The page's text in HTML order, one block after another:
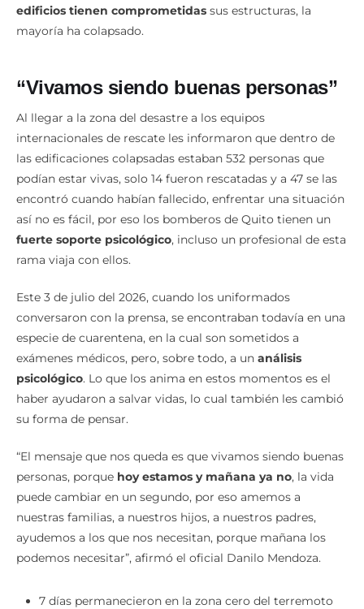
edificios tienen comprometidas sus estructuras, la
mayoría ha colapsado.
“Vivamos siendo buenas personas”
Al llegar a la zona del desastre a los equipos
internacionales de rescate les informaron que dentro de
las edificaciones colapsadas estaban 532 personas que
podían estar vivas, solo 14 fueron rescatadas y a 47 se las
encontró cuando habían fallecido, enfrentar una situación
así no es fácil, por eso los bomberos de Quito tienen un
fuerte soporte psicológico, incluso un profesional de esta
rama viaja con ellos.
Este 3 de julio del 2026, cuando los uniformados
conversaron con la prensa, se encontraban todavía en una
especie de cuarentena, en la cual son sometidos a
exámenes médicos, pero, sobre todo, a un análisis
psicológico. Lo que los anima en estos momentos es el
haber ayudaron a salvar vidas, lo cual también les cambió
su forma de pensar.
“El mensaje que nos queda es que vivamos siendo buenas
personas, porque hoy estamos y mañana ya no, la vida
puede cambiar en un segundo, por eso amemos a
nuestras familias, a nuestros hijos, a nuestros padres,
ayudemos a los que nos necesitan, porque mañana los
podemos necesitar”, afirmó el oficial Danilo Mendoza.
7 días permanecieron en la zona cero del terremoto